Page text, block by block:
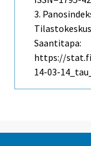
3.
Saantitapa:
https://
14-03-